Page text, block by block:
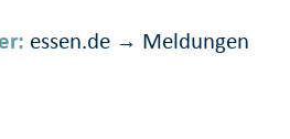
essen.de → Meldungen